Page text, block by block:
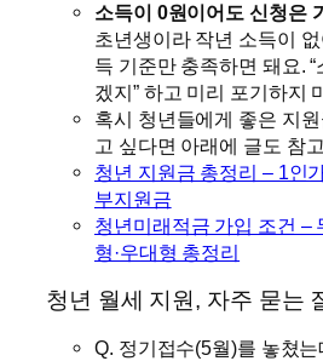
소득이 0원이어도 신청은
초년생이라 작년 소득이
득 기준만 충족하면 돼요.
겠지” 하고 미리 포기하지
혹시 청년들에게 좋은 지
고 싶다면 아래에 글도 참
청년 지원금 총정리 – 1인
부지원금
청년미래적금 가입 조건 –
형·우대형 총정리
청년 월세 지원, 자주 묻는
Q. 정기접수(5월)를 놓쳤